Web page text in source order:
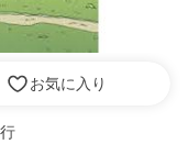
お気に入り